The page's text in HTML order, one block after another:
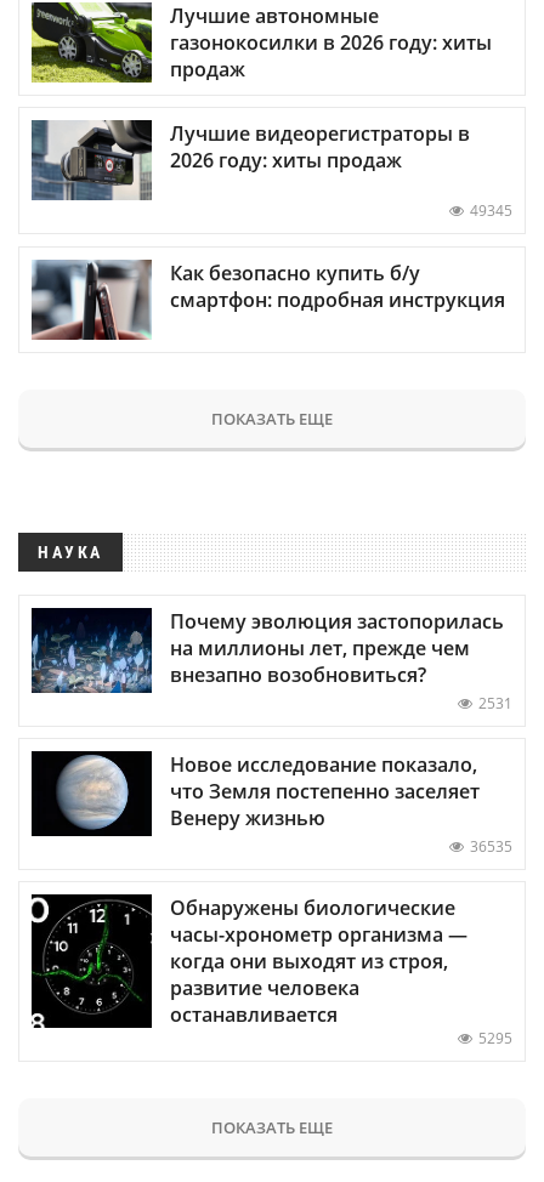
Лучшие автономные
газонокосилки в 2026 году: хиты
продаж
Лучшие видеорегистраторы в
2026 году: хиты продаж
49345
Как безопасно купить б/у
смартфон: подробная инструкция
ПОКАЗАТЬ ЕЩЕ
НАУКА
Почему эволюция застопорилась
на миллионы лет, прежде чем
внезапно возобновиться?
2531
Новое исследование показало,
что Земля постепенно заселяет
Венеру жизнью
36535
Обнаружены биологические
часы-хронометр организма —
когда они выходят из строя,
развитие человека
останавливается
5295
ПОКАЗАТЬ ЕЩЕ